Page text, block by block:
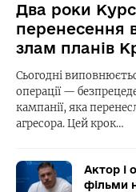
Два роки
перенесення
злам планів
Сьогодні
операції —
кампанії, яка
агресора. Цей крок…
Актор і
фільми